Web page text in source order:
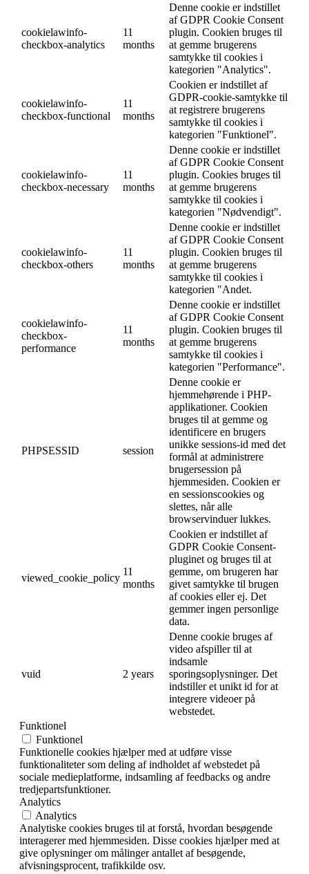
cookielawinfo-
checkbox-analytics
11
months
Denne cookie er indstillet
af GDPR Cookie Consent
plugin. Cookien bruges til
at gemme brugerens
samtykke til cookies i
kategorien "Analytics".
cookielawinfo-
checkbox-functional
11
months
Cookien er indstillet af
GDPR-cookie-samtykke til
at registrere brugerens
samtykke til cookies i
kategorien "Funktionel".
cookielawinfo-
checkbox-necessary
11
months
Denne cookie er indstillet
af GDPR Cookie Consent
plugin. Cookies bruges til
at gemme brugerens
samtykke til cookies i
kategorien "Nødvendigt".
cookielawinfo-
checkbox-others
11
months
Denne cookie er indstillet
af GDPR Cookie Consent
plugin. Cookien bruges til
at gemme brugerens
samtykke til cookies i
kategorien "Andet.
cookielawinfo-
checkbox-
performance
11
months
Denne cookie er indstillet
af GDPR Cookie Consent
plugin. Cookien bruges til
at gemme brugerens
samtykke til cookies i
kategorien "Performance".
PHPSESSID session
Denne cookie er
hjemmehørende i PHP-
applikationer. Cookien
bruges til at gemme og
identificere en brugers
unikke sessions-id med det
formål at administrere
brugersession på
hjemmesiden. Cookien er
en sessionscookies og
slettes, når alle
browservinduer lukkes.
viewed_cookie_policy
11
months
Cookien er indstillet af
GDPR Cookie Consent-
pluginet og bruges til at
gemme, om brugeren har
givet samtykke til brugen
af cookies eller ej. Det
gemmer ingen personlige
data.
vuid 2 years
Denne cookie bruges af
video afspiller til at
indsamle
sporingsoplysninger. Det
indstiller et unikt id for at
integrere videoer på
webstedet.
Funktionel
Funktionel
Funktionelle cookies hjælper med at udføre visse
funktionaliteter som deling af indholdet af webstedet på
sociale medieplatforme, indsamling af feedbacks og andre
tredjepartsfunktioner.
Analytics
Analytics
Analytiske cookies bruges til at forstå, hvordan besøgende
interagerer med hjemmesiden. Disse cookies hjælper med at
give oplysninger om målinger antallet af besøgende,
afvisningsprocent, trafikkilde osv.